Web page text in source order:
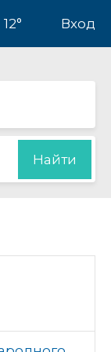
12° Вход
Найти